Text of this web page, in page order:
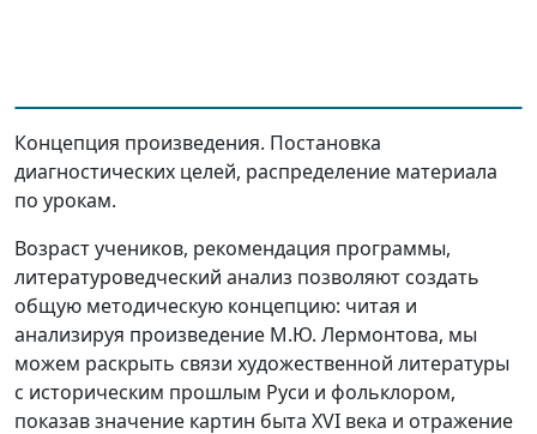
Концепция произведения. Постановка
диагностических целей, распределение материала
по урокам.
Возраст учеников, рекомендация программы,
литературоведческий анализ позволяют создать
общую методическую концепцию: читая и
анализируя произведение М.Ю. Лермонтова, мы
можем раскрыть связи художественной литературы
с историческим прошлым Руси и фольклором,
показав значение картин быта XVI века и отражение